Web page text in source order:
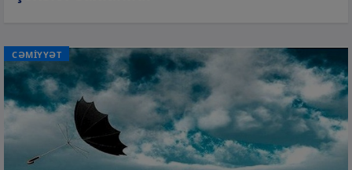
CƏMİYYƏT